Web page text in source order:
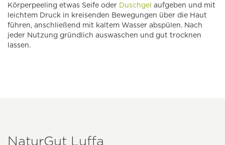
Körperpeeling etwas Seife oder Duschgel aufgeben und mit
leichtem Druck in kreisenden Bewegungen über die Haut
führen, anschließend mit kaltem Wasser abspülen. Nach
jeder Nutzung gründlich auswaschen und gut trocknen
lassen.
NaturGut Luffa